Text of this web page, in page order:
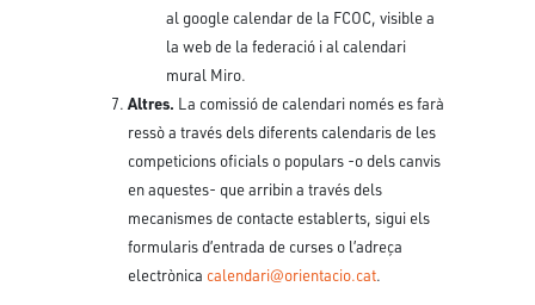
al google calendar de la FCOC, visible a
la web de la federació i al calendari
mural Miro.
Altres. La comissió de calendari només es farà
ressò a través dels diferents calendaris de les
competicions oficials o populars -o dels canvis
en aquestes- que arribin a través dels
mecanismes de contacte establerts, sigui els
formularis d’entrada de curses o l’adreça
electrònica calendari@orientacio.cat.